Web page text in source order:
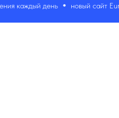
каждый день новый сайт